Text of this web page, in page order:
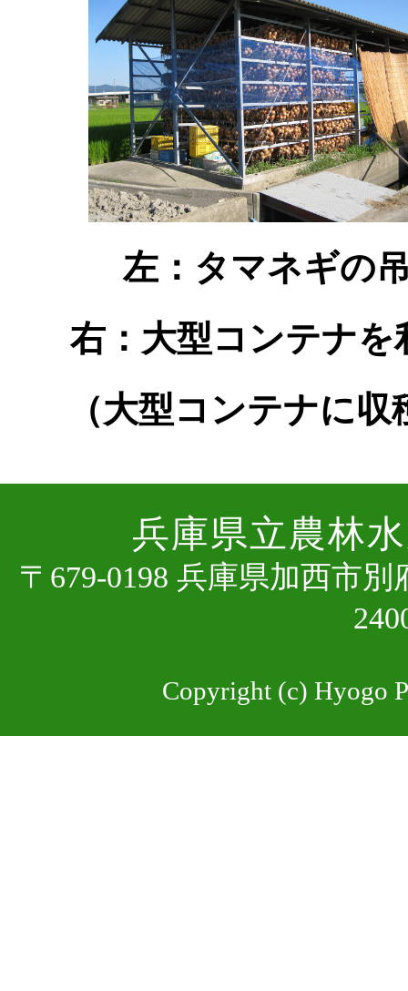
左：タマネギの
右：大型コンテナを
（大型コンテナに
兵庫県⽴農林
〒679-0198 兵庫県加⻄市
Copyright (c) Hyogo